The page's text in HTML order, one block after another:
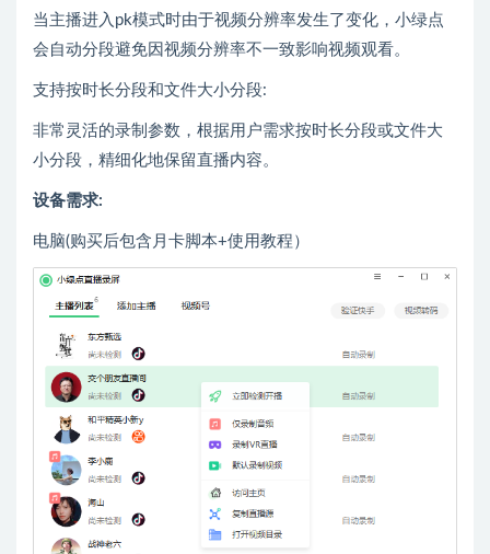
当主播进入pk模式时由于视频分辨率发生了变化，小绿点
会自动分段避免因视频分辨率不一致影响视频观看。
支持按时长分段和文件大小分段:
非常灵活的录制参数，根据用户需求按时长分段或文件大
小分段，精细化地保留直播内容。
设备需求:
电脑(购买后包含月卡脚本+使用教程）